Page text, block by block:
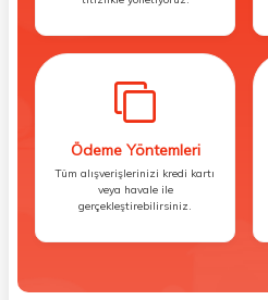
Ödeme Yöntemleri
Tüm alışverişlerinizi kredi kartı
veya havale ile
gerçekleştirebilirsiniz.